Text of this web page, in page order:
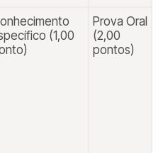
(1,00
Prova Oral
(2,00
pontos)